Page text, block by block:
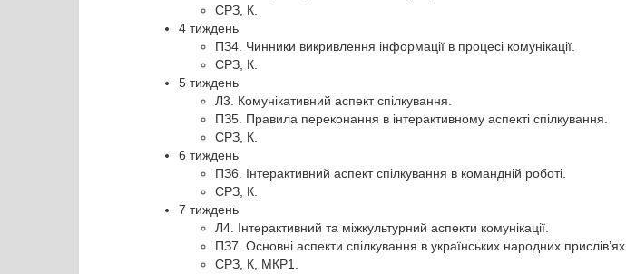
СРЗ, К.
4 тиждень
ПЗ4. Чинники викривлення інформації в процесі комунікації.
СРЗ, К.
5 тиждень
Л3. Комунікативний аспект спілкування.
ПЗ5. Правила переконання в інтерактивному аспекті спілкування.
СРЗ, К.
6 тиждень
ПЗ6. Інтерактивний аспект спілкування в командній роботі.
СРЗ, К.
7 тиждень
Л4. Інтерактивний та міжкультурний аспекти комунікації.
ПЗ7. Основні аспекти спілкування в українських народних прислів’ях.
СРЗ, К, МКР1.